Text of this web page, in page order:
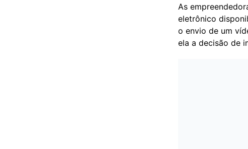
As
eletrônico
o envio de um
ela a decisão de